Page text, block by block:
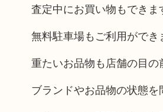
査定中にお買い物もできま
無料駐車場もご利用ができ
重たいお品物も店舗の目の
ブランドやお品物の状態を